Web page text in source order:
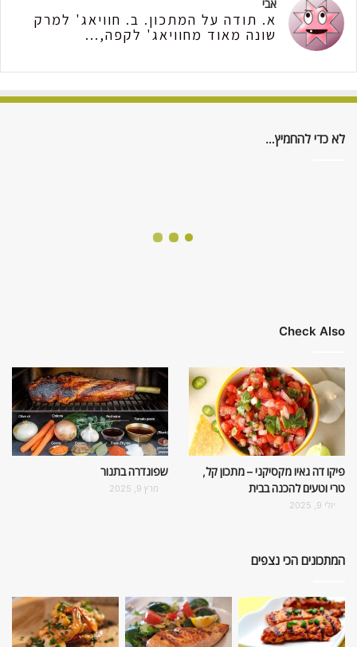
אבי
א. תודה על המתכון. ב. חוויאג' למרק
שונה מאוד מחוויאג' לקפה,...
לא כדי להחמיץ…
Check Also
פיקו דה גאיו מקסיקני – מתכון קל,
טרי וטעים להכנה בבית
יולי 9, 2025
שפונדרה בתנור
מרץ 9, 2025
המתכונים הכי נצפים